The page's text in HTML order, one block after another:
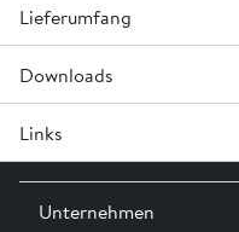
Maximale
Zwischenwinkel auf
Lieferumfang
Inkl.
Downloads
Prospekt CENTUB
A0000 Versetzhinweise
Links
Leistungserklärung »
Unternehmen